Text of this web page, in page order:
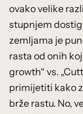
ovako velike
stupnjem
zemljama je
rasta od onih
growth“ vs.
primijetiti kako
brže rastu. No,